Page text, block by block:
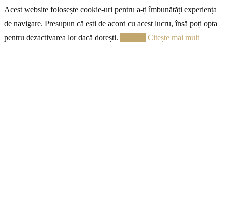
Acest website folosește cookie-uri pentru a-ți îmbunătăți experiența
de navigare. Presupun că ești de acord cu acest lucru, însă poți opta
pentru dezactivarea lor dacă dorești.
Citește mai mult